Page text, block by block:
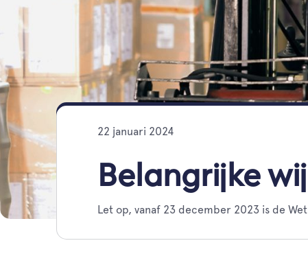
22 januari 2024
Belangrijke
Let op, vanaf 23 december 2023 is de